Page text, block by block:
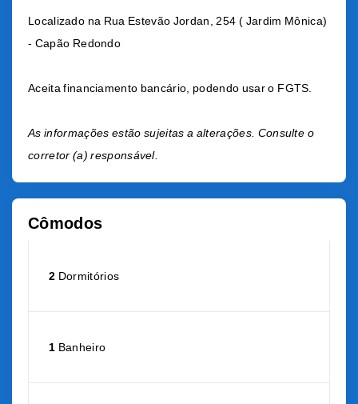
Localizado na Rua Estevão Jordan, 254 ( Jardim Mônica)
- Capão Redondo
Aceita financiamento bancário, podendo usar o FGTS.
As informações estão sujeitas a alterações. Consulte o
corretor (a) responsável.
Cômodos
2 Dormitórios
1 Banheiro